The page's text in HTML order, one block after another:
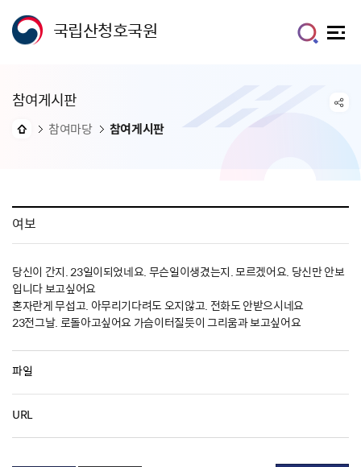
국립산청호국원
참여게시판
참여마당 참여게시판
여보
당신이 간지. 23일이되었네요. 무슨일이생겼는지. 모르겠어요. 당신만 안보
입니다 보고싶어요
혼자란게 무섭고. 아무리기다려도 오지않고. 전화도 안받으시네요
23전그날. 로돌아고싶어요 가슴이터질듯이 그리움과 보고싶어요
파일
URL